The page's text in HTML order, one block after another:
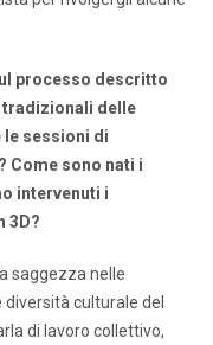
processo descritto
tradizionali delle
le sessioni di
Come sono nati i
intervenuti i
3D?
saggezza nelle
culturale del
di lavoro collettivo,